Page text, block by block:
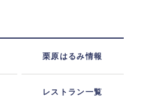
栗原はるみ情報
レストラン一覧